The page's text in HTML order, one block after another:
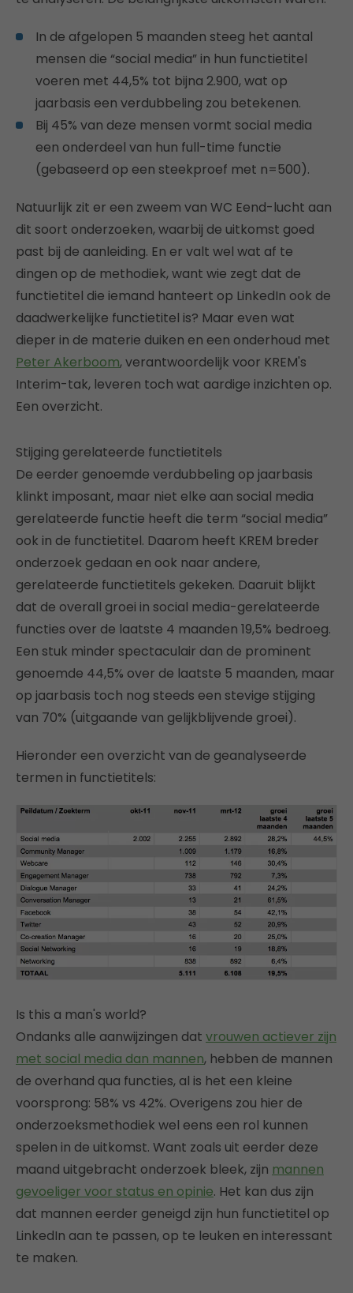
In de afgelopen 5 maanden steeg het aantal
mensen die “social media” in hun functietitel
voeren met 44,5% tot bijna 2.900, wat op
jaarbasis een verdubbeling zou betekenen.
Bij 45% van deze mensen vormt social media
een onderdeel van hun full-time functie
(gebaseerd op een steekproef met n=500).
Natuurlijk zit er een zweem van WC Eend-lucht aan
dit soort onderzoeken, waarbij de uitkomst goed
past bij de aanleiding. En er valt wel wat af te
dingen op de methodiek, want wie zegt dat de
functietitel die iemand hanteert op LinkedIn ook de
daadwerkelijke functietitel is? Maar even wat
dieper in de materie duiken en een onderhoud met
Peter Akerboom, verantwoordelijk voor KREM's
Interim-tak, leveren toch wat aardige inzichten op.
Een overzicht.
Stijging gerelateerde functietitels
De eerder genoemde verdubbeling op jaarbasis
klinkt imposant, maar niet elke aan social media
gerelateerde functie heeft die term “social media”
ook in de functietitel. Daarom heeft KREM breder
onderzoek gedaan en ook naar andere,
gerelateerde functietitels gekeken. Daaruit blijkt
dat de overall groei in social media-gerelateerde
functies over de laatste 4 maanden 19,5% bedroeg.
Een stuk minder spectaculair dan de prominent
genoemde 44,5% over de laatste 5 maanden, maar
op jaarbasis toch nog steeds een stevige stijging
van 70% (uitgaande van gelijkblijvende groei).
Hieronder een overzicht van de geanalyseerde
termen in functietitels:
Is this a man's world?
Ondanks alle aanwijzingen dat vrouwen actiever zijn
met social media dan mannen, hebben de mannen
de overhand qua functies, al is het een kleine
voorsprong: 58% vs 42%. Overigens zou hier de
onderzoeksmethodiek wel eens een rol kunnen
spelen in de uitkomst. Want zoals uit eerder deze
maand uitgebracht onderzoek bleek, zijn mannen
gevoeliger voor status en opinie. Het kan dus zijn
dat mannen eerder geneigd zijn hun functietitel op
LinkedIn aan te passen, op te leuken en interessant
te maken.